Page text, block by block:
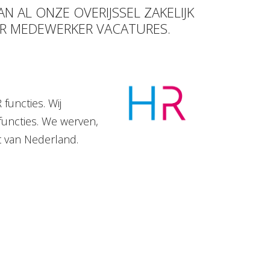
AL ONZE OVERIJSSEL ZAKELIJK
VACATURES.
Wij
We werven,
Nederland.